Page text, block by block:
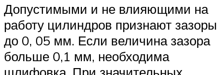
Допустимыми и не влияющими на
работу цилиндров признают зазоры
до 0, 05 мм. Если величина зазора
больше 0,1 мм, необходима